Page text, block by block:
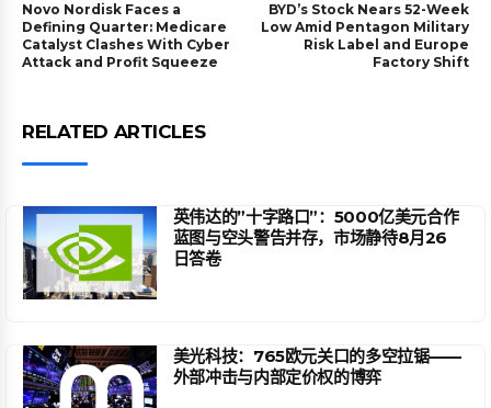
Novo Nordisk Faces a
Defining Quarter: Medicare
Catalyst Clashes With Cyber
Attack and Profit Squeeze
BYD’s Stock Nears 52-Week
Low Amid Pentagon Military
Risk Label and Europe
Factory Shift
RELATED ARTICLES
英伟达的”十字路口”：5000亿美元合作
蓝图与空头警告并存，市场静待8月26
日答卷
美光科技：765欧元关口的多空拉锯——
外部冲击与内部定价权的博弈